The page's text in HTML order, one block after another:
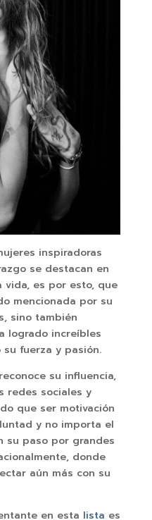
inspiradoras
se destacan en
es por esto, que
mencionada por su
sino también
logrado increíbles
fuerza y pasión.
su influencia,
redes sociales y
que ser motivación
y no importa el
su paso por grandes
donde
aún más con su
en esta lista es